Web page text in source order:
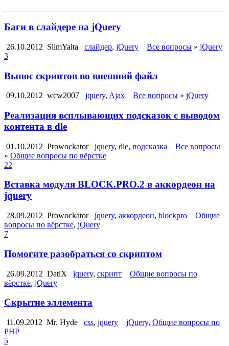
Баги в слайдере на jQuery
26.10.2012 SlimYalta слайдер, jQuery Все вопросы » jQuery
3
Вынос скриптов во внешний файл
09.10.2012 wcw2007 jquery, Ajax Все вопросы » jQuery
Реализация всплывающих подсказок с выводом
контента в dle
01.10.2012 Prowockator jquery, dle, подсказка
Все вопросы
» Общие вопросы по вёрстке
22
Вставка модуля BLOCK.PRO.2 в аккордеон на
jquery
28.09.2012 Prowockator jquery, аккордеон, blockpro
Общие
вопросы по вёрстке, jQuery
7
Помогите разобраться со скриптом
26.09.2012 DatiX jquery, скрипт
Общие вопросы по
вёрстке, jQuery
Скрытие эллемента
11.09.2012 Mr. Hyde css, jquery jQuery, Общие вопросы по
PHP
5